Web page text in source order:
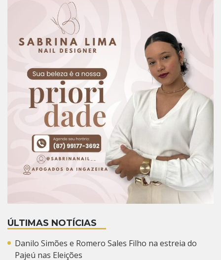
ÚLTIMAS NOTÍCIAS
Danilo Simões e Romero Sales Filho na estreia do
Pajeú nas Eleições